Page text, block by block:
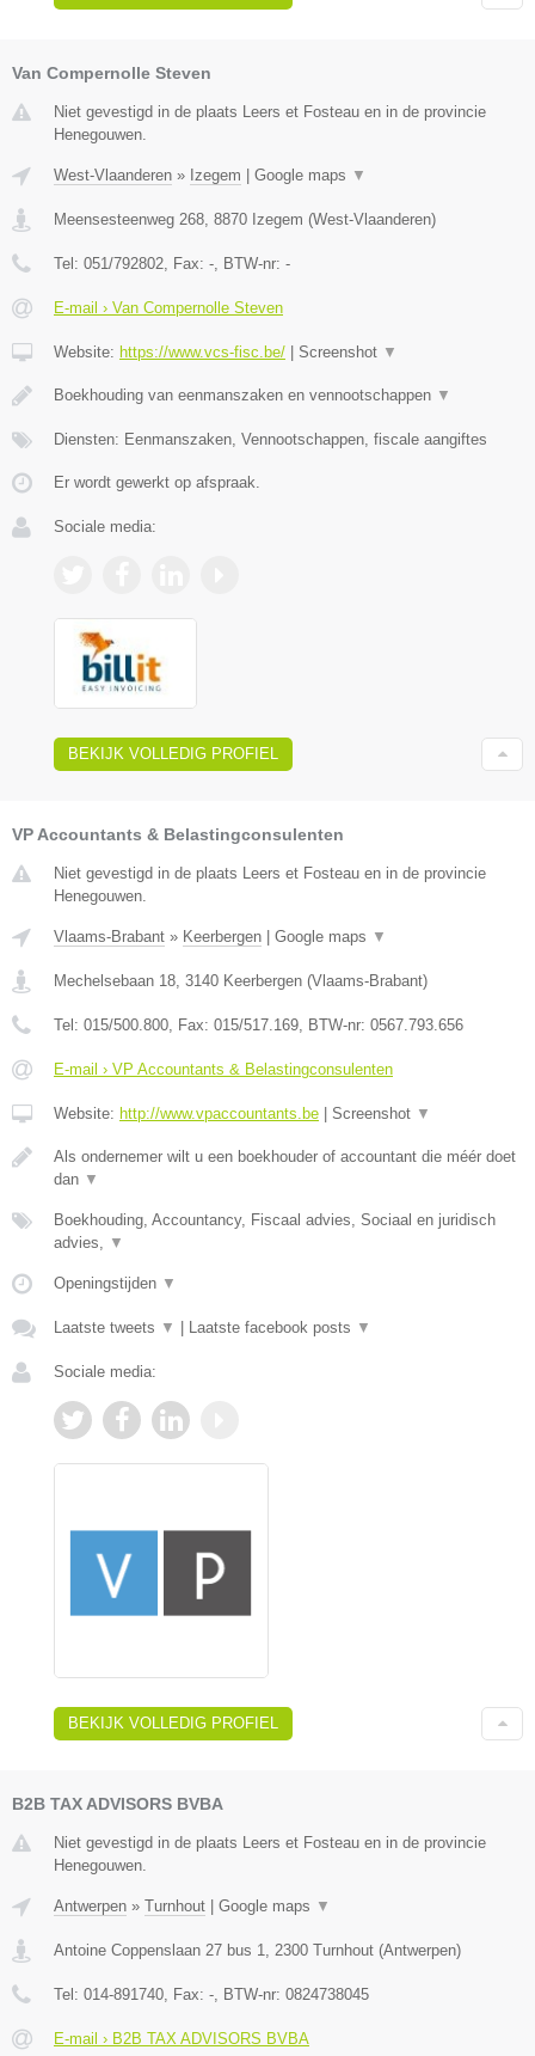
Van Compernolle Steven
Niet gevestigd in de plaats Leers et Fosteau en in de provincie
Henegouwen.
West-Vlaanderen » Izegem Google maps ▼
Meensesteenweg 268, 8870 Izegem (West-Vlaanderen)
Tel: 051/792802, Fax: -, BTW-nr: -
E-mail › Van Compernolle Steven
Website: https://www.vcs-fisc.be/ Screenshot ▼
Boekhouding van eenmanszaken en vennootschappen ▼
Diensten: Eenmanszaken, Vennootschappen, fiscale aangiftes
Er wordt gewerkt op afspraak.
Sociale media:
BEKIJK VOLLEDIG PROFIEL
VP Accountants & Belastingconsulenten
Niet gevestigd in de plaats Leers et Fosteau en in de provincie
Henegouwen.
Vlaams-Brabant » Keerbergen Google maps ▼
Mechelsebaan 18, 3140 Keerbergen (Vlaams-Brabant)
Tel: 015/500.800, Fax: 015/517.169, BTW-nr: 0567.793.656
E-mail › VP Accountants & Belastingconsulenten
Website: http://www.vpaccountants.be Screenshot ▼
Als ondernemer wilt u een boekhouder of accountant die méér doet
dan ▼
Boekhouding, Accountancy, Fiscaal advies, Sociaal en juridisch
advies, ▼
Openingstijden ▼
Laatste tweets ▼ Laatste facebook posts ▼
Sociale media:
BEKIJK VOLLEDIG PROFIEL
B2B TAX ADVISORS BVBA
Niet gevestigd in de plaats Leers et Fosteau en in de provincie
Henegouwen.
Antwerpen » Turnhout Google maps ▼
Antoine Coppenslaan 27 bus 1, 2300 Turnhout (Antwerpen)
Tel: 014-891740, Fax: -, BTW-nr: 0824738045
E-mail › B2B TAX ADVISORS BVBA